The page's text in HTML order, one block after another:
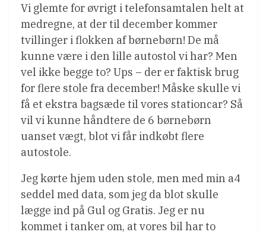
Vi glemte for øvrigt i telefonsamtalen helt at
medregne, at der til december kommer
tvillinger i flokken af børnebørn! De må
kunne være i den lille autostol vi har? Men
vel ikke begge to? Ups – der er faktisk brug
for flere stole fra december! Måske skulle vi
få et ekstra bagsæde til vores stationcar? Så
vil vi kunne håndtere de 6 børnebørn
uanset vægt, blot vi får indkøbt flere
autostole.
Jeg kørte hjem uden stole, men med min a4
seddel med data, som jeg da blot skulle
lægge ind på Gul og Gratis. Jeg er nu
kommet i tanker om, at vores bil har to